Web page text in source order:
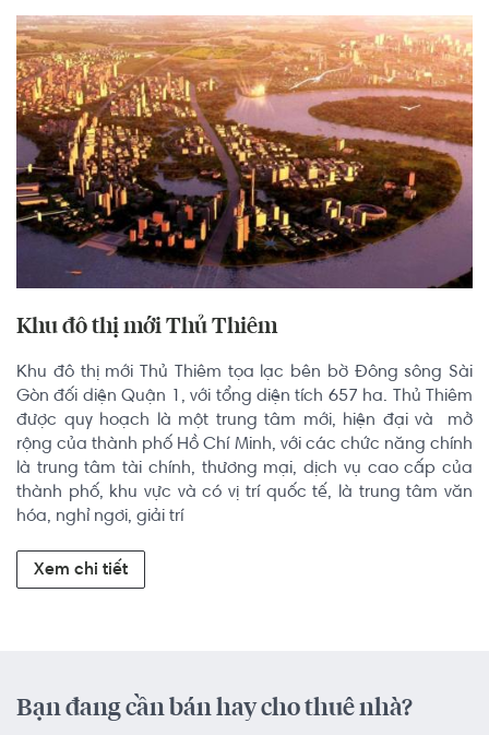
Khu đô thị mới Thủ Thiêm
Khu đô thị mới Thủ Thiêm tọa lạc bên bờ Đông sông Sài
Gòn đối diện Quận 1, với tổng diện tích 657 ha. Thủ Thiêm
được quy hoạch là một trung tâm mới, hiện đại và  mở
rộng của thành phố Hồ Chí Minh, với các chức năng chính
là trung tâm tài chính, thương mại, dịch vụ cao cấp của
thành phố, khu vực và có vị trí quốc tế, là trung tâm văn
hóa, nghỉ ngơi, giải trí
Xem chi tiết
Bạn đang cần bán hay cho thuê nhà?